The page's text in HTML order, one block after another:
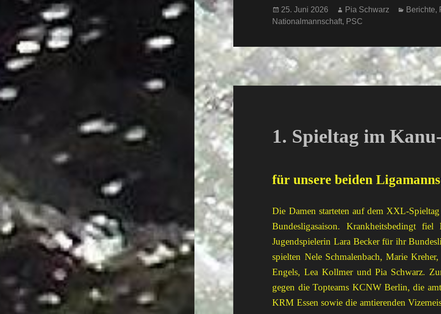
Veröffentlicht
am
25. Juni 2026 Autor
Pia Schwarz Berichte,
Nationalmannschaft, PSC
1. Spieltag im
für unsere beiden
Die Damen starteten auf dem XXL-
Bundesligasaison. Krankheitsbedingt
Jugendspielerin Lara Becker für ihr
spielten Nele Schmalenbach, Marie
Engels, Lea Kollmer und Pia Schwarz.
gegen die Topteams KCNW Berlin, die
KRM Essen sowie die amtierenden